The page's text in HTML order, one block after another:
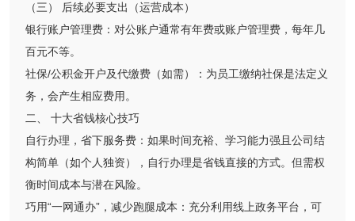
（三） 后续必要支出（运营成本）
银行账户管理费：对公账户通常有年费或账户管理费，每年几
百元不等。
社保/公积金开户及代缴费（如需）：为员工缴纳社保是法定义
务，会产生相应费用。
二、 十大省钱核心技巧
自行办理，省下服务费：如果时间充裕、学习能力强且公司结
构简单（如个人独资），自行办理是省钱直接的方式。但需权
衡时间成本与潜在风险。
巧用“一网通办”，减少跑腿成本：充分利用线上政务平台，可